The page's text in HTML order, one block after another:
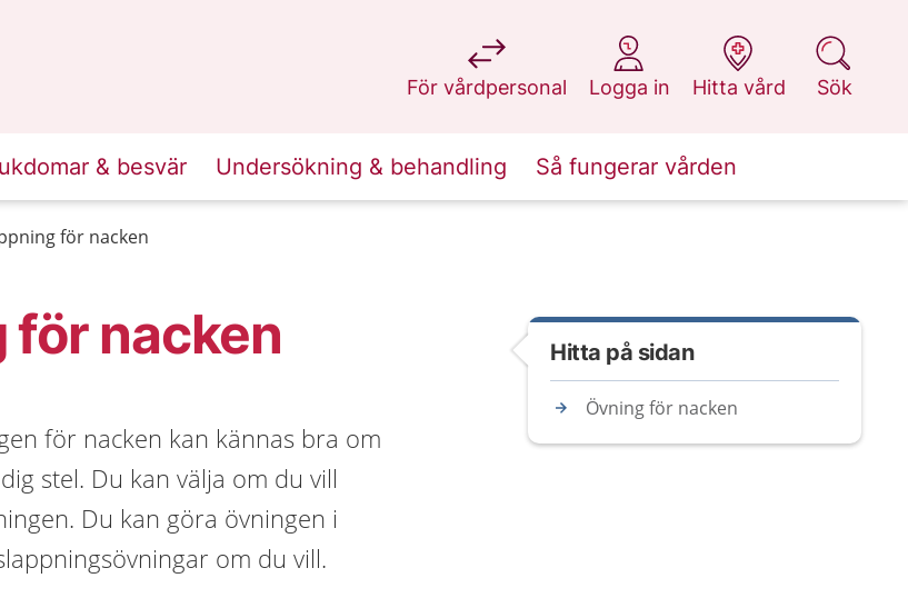
För vårdpersonal
på 1177.se
Logga in
på 1177.se
Hitta vård
på 1177.se
Sök
på 1177.se
& besvär Undersökning & behandling Så fungerar vården
för nacken
för nacken
för nacken kan kännas bra om
stel. Du kan välja om du vill
Du kan göra övningen i
om du vill.
Hitta på sidan
Övning för nacken